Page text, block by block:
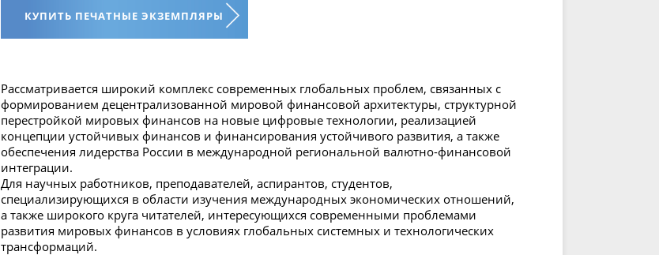
КУПИТЬ ПЕЧАТНЫЕ ЭКЗЕМПЛЯРЫ
Рассматривается широкий комплекс современных глобальных проблем, связанных с
формированием децентрализованной мировой финансовой архитектуры, структурной
перестройкой мировых финансов на новые цифровые технологии, реализацией
концепции устойчивых финансов и финансирования устойчивого развития, а также
обеспечения лидерства России в международной региональной валютно-финансовой
интеграции.
Для научных работников, преподавателей, аспирантов, студентов,
специализирующихся в области изучения международных экономических отношений,
а также широкого круга читателей, интересующихся современными проблемами
развития мировых финансов в условиях глобальных системных и технологических
трансформаций.